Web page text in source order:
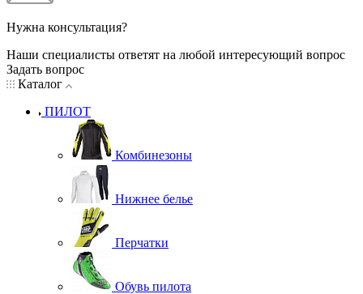
Нужна консультация?
Наши специалисты ответят на любой интересующий вопрос
Задать вопрос
Каталог
ПИЛОТ
Комбинезоны
Нижнее белье
Перчатки
Обувь пилота